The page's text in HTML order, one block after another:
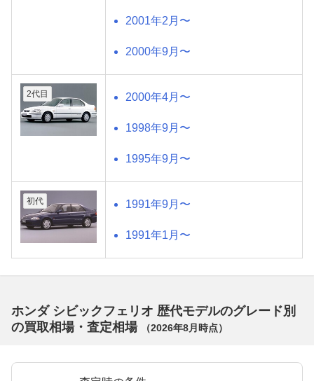
2001年2月〜
2000年9月〜
2代目 2000年4月〜
1998年9月〜
1995年9月〜
初代 1991年9月〜
1991年1月〜
ホンダ シビックフェリオ 歴代モデルのグレード別
の買取相場・査定相場
（2026年8月 時点）